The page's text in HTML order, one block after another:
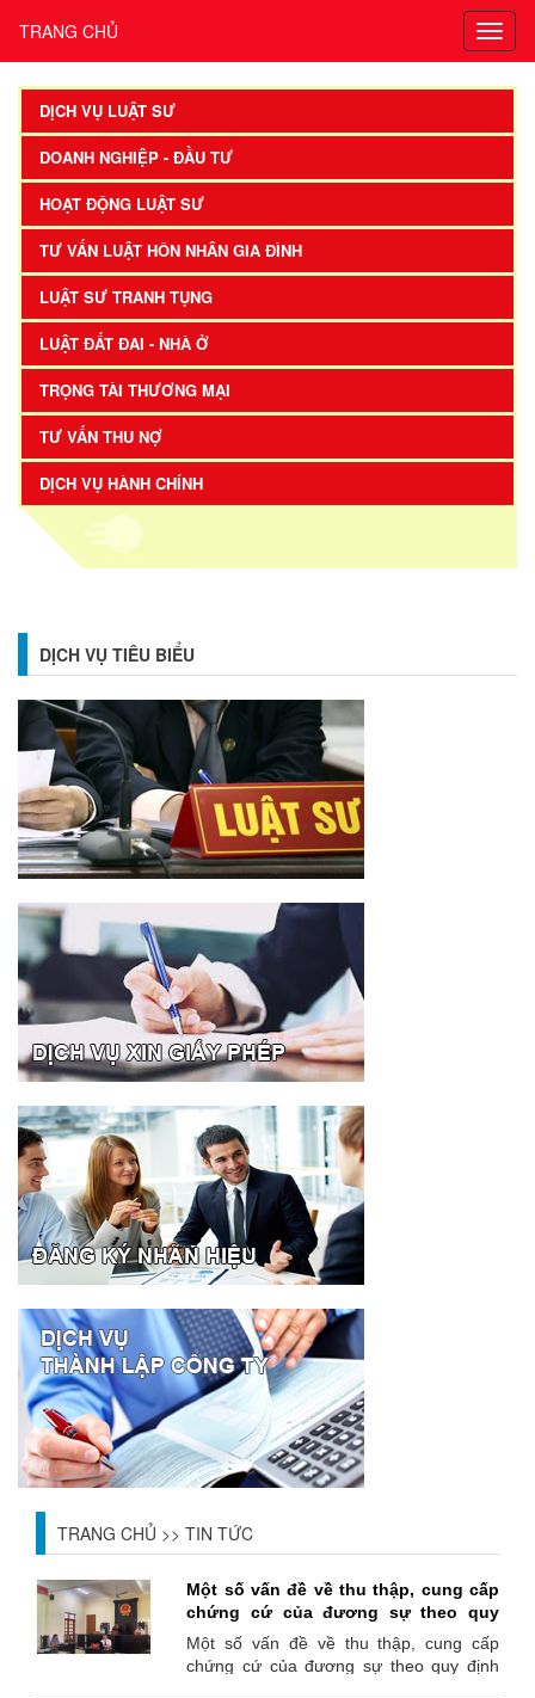
TRANG CHỦ
DỊCH VỤ LUẬT SƯ
DOANH NGHIỆP - ĐẦU TƯ
HOẠT ĐỘNG LUẬT SƯ
TƯ VẤN LUẬT HÔN NHÂN GIA ĐÌNH
LUẬT SƯ TRANH TỤNG
LUẬT ĐẤT ĐAI - NHÀ Ở
TRỌNG TÀI THƯƠNG MẠI
TƯ VẤN THU NỢ
DỊCH VỤ HÀNH CHÍNH
DỊCH VỤ TIÊU BIỂU
TRANG CHỦ >> TIN TỨC
Một số vấn đề về thu thập, cung cấp
chứng cứ của đương sự theo quy
định của Bộ luật Tố tụng dân sự và
đề xuất, kiến nghị
Một số vấn đề về thu thập, cung cấp
chứng cứ của đương sự theo quy định